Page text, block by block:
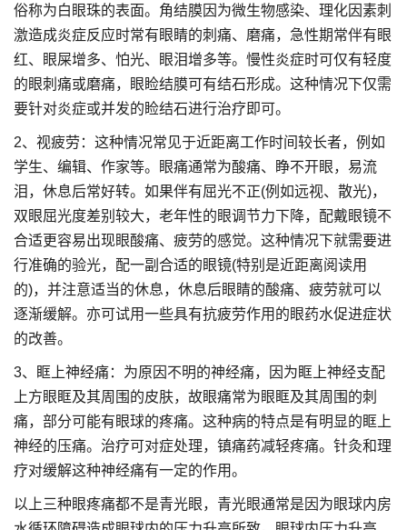
俗称为白眼珠的表面。角结膜因为微生物感染、理化因素刺
激造成炎症反应时常有眼睛的刺痛、磨痛，急性期常伴有眼
红、眼屎增多、怕光、眼泪增多等。慢性炎症时可仅有轻度
的眼刺痛或磨痛，眼睑结膜可有结石形成。这种情况下仅需
要针对炎症或并发的睑结石进行治疗即可。
2、视疲劳：这种情况常见于近距离工作时间较长者，例如
学生、编辑、作家等。眼痛通常为酸痛、睁不开眼，易流
泪，休息后常好转。如果伴有屈光不正(例如远视、散光)，
双眼屈光度差别较大，老年性的眼调节力下降，配戴眼镜不
合适更容易出现眼酸痛、疲劳的感觉。这种情况下就需要进
行准确的验光，配一副合适的眼镜(特别是近距离阅读用
的)，并注意适当的休息，休息后眼睛的酸痛、疲劳就可以
逐渐缓解。亦可试用一些具有抗疲劳作用的眼药水促进症状
的改善。
3、眶上神经痛：为原因不明的神经痛，因为眶上神经支配
上方眼眶及其周围的皮肤，故眼痛常为眼眶及其周围的刺
痛，部分可能有眼球的疼痛。这种病的特点是有明显的眶上
神经的压痛。治疗可对症处理，镇痛药减轻疼痛。针灸和理
疗对缓解这种神经痛有一定的作用。
以上三种眼疼痛都不是青光眼，青光眼通常是因为眼球内房